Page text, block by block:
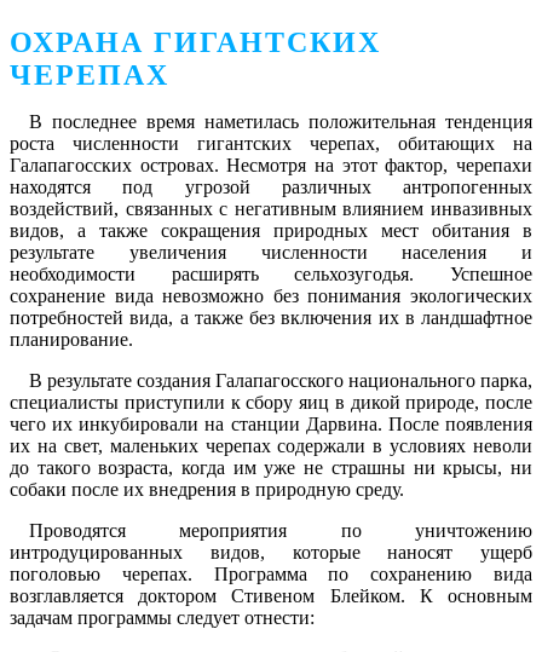
ОХРАНА ГИГАНТСКИХ
ЧЕРЕПАХ
В последнее время наметилась положительная тенденция
роста численности гигантских черепах, обитающих на
Галапагосских островах. Несмотря на этот фактор, черепахи
находятся под угрозой различных антропогенных
воздействий, связанных с негативным влиянием инвазивных
видов, а также сокращения природных мест обитания в
результате увеличения численности населения и
необходимости расширять сельхозугодья. Успешное
сохранение вида невозможно без понимания экологических
потребностей вида, а также без включения их в ландшафтное
планирование.
В результате создания Галапагосского национального парка,
специалисты приступили к сбору яиц в дикой природе, после
чего их инкубировали на станции Дарвина. После появления
их на свет, маленьких черепах содержали в условиях неволи
до такого возраста, когда им уже не страшны ни крысы, ни
собаки после их внедрения в природную среду.
Проводятся мероприятия по уничтожению
интродуцированных видов, которые наносят ущерб
поголовью черепах. Программа по сохранению вида
возглавляется доктором Стивеном Блейком. К основным
задачам программы следует отнести: